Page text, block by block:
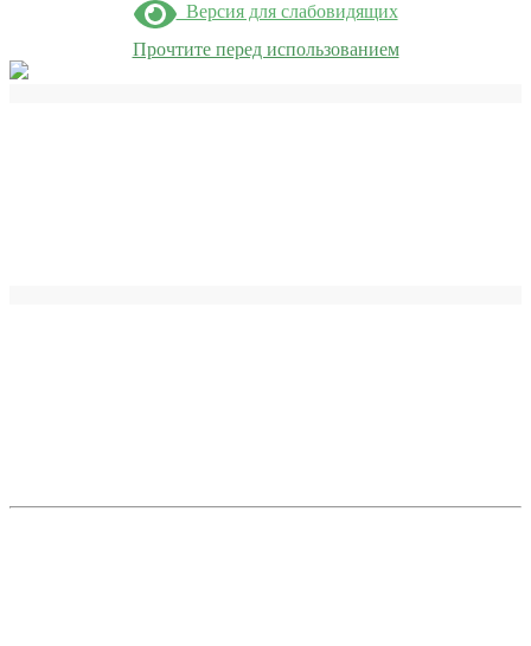
Версия для слабовидящих
Прочтите перед использованием